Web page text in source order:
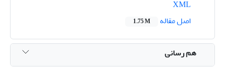
اصل مقاله
1.75 M
هم رسانی